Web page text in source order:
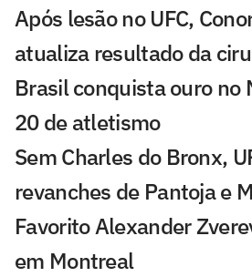
Após lesão no UFC,
atualiza resultado da
Brasil conquista ouro no
20 de atletismo
Sem Charles do Bronx,
revanches de Pantoja e
Favorito Alexander
em Montreal